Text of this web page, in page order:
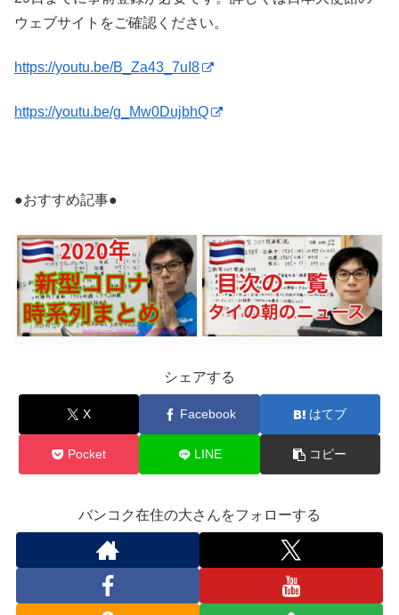
ウェブサイトをご確認ください。
https://youtu.be/B_Za43_7uI8
https://youtu.be/g_Mw0DujbhQ
●おすすめ記事●
シェアする
X Facebook はてブ
Pocket LINE コピー
バンコク在住の大さんをフォローする